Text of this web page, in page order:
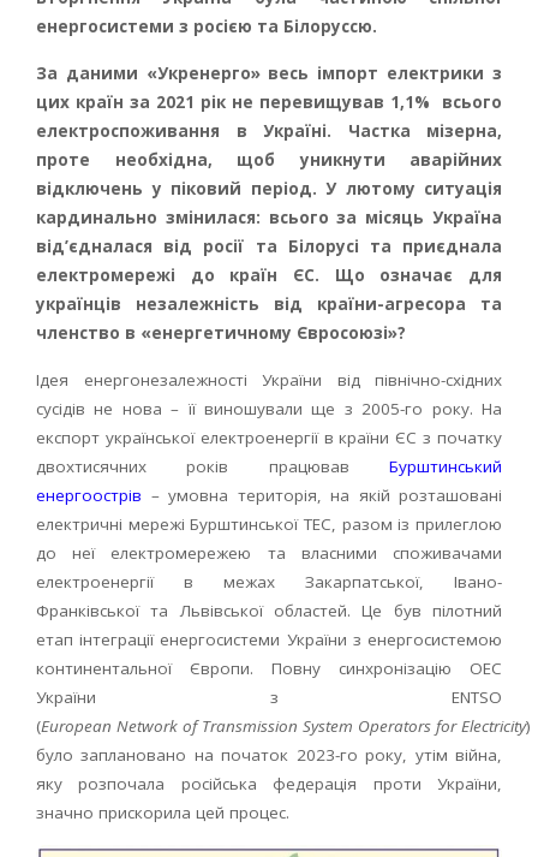
енергосистеми з росією та Білоруссю.
За даними «Укренерго» весь імпорт електрики з
цих країн за 2021 рік не перевищував 1,1% всього
електроспоживання в Україні. Частка мізерна,
проте необхідна, щоб уникнути аварійних
відключень у піковий період. У лютому ситуація
кардинально змінилася: всього за місяць Україна
від’єдналася від росії та Білорусі та приєднала
електромережі до країн ЄС. Що означає для
українців незалежність від країни-агресора та
членство в «енергетичному Євросоюзі»?
Ідея енергонезалежності України від північно-східних
сусідів не нова – її виношували ще з 2005-го року. На
експорт української електроенергії в країни ЄС з початку
двохтисячних років працював Бурштинський
енергоострів – умовна територія, на якій розташовані
електричні мережі Бурштинської ТЕС, разом із прилеглою
до неї електромережею та власними споживачами
електроенергії в межах Закарпатської, Івано-
Франківської та Львівської областей. Це був пілотний
етап інтеграції енергосистеми України з енергосистемою
континентальної Європи. Повну синхронізацію ОЕС
України з ENTSO
(European Network of Transmission System Operators for Electricity)
було заплановано на початок 2023-го року, утім війна,
яку розпочала російська федерація проти України,
значно прискорила цей процес.